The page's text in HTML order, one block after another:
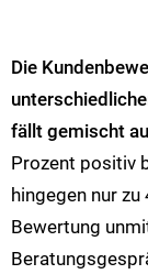
Die
fällt gemischt
Prozent positiv
hingegen nur
Bewertung